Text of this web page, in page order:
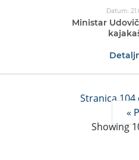
Datum:
Ministar
Stranica 104
«
Showing